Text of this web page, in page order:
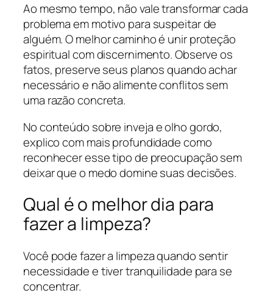
Ao mesmo tempo, não vale transformar cada
problema em motivo para suspeitar de
alguém. O melhor caminho é unir proteção
espiritual com discernimento. Observe os
fatos, preserve seus planos quando achar
necessário e não alimente conflitos sem
uma razão concreta.
No conteúdo sobre inveja e olho gordo,
explico com mais profundidade como
reconhecer esse tipo de preocupação sem
deixar que o medo domine suas decisões.
Qual é o melhor dia para
fazer a limpeza?
Você pode fazer a limpeza quando sentir
necessidade e tiver tranquilidade para se
concentrar.